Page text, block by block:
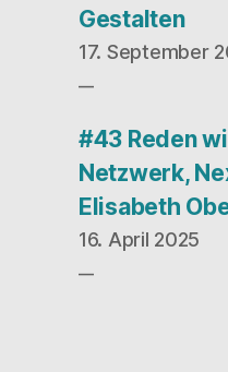
Gestalten
17. September
#43 Reden
Netzwerk,
Elisabeth
16. April 2025